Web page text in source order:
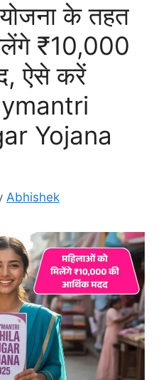
योजना के तहत
₹10,000
ऐसे करें
Yojana
Abhishek